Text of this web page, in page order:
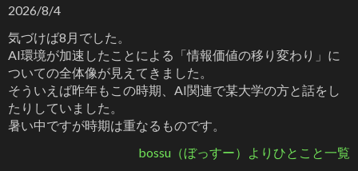
2026/8/4
気づけば8月でした。
AI環境が加速したことによる「情報価値の移り変わり」に
ついての全体像が見えてきました。
そういえば昨年もこの時期、AI関連で某大学の方と話をし
たりしていました。
暑い中ですが時期は重なるものです。
bossu（ぼっすー）よりひとこと一覧